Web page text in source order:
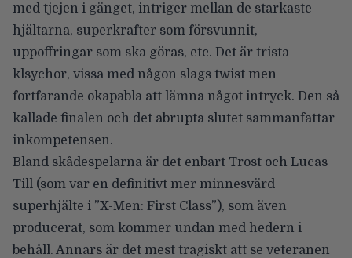
med tjejen i gänget, intriger mellan de starkaste
hjältarna, superkrafter som försvunnit,
uppoffringar som ska göras, etc. Det är trista
klsychor, vissa med någon slags twist men
fortfarande okapabla att lämna något intryck. Den så
kallade finalen och det abrupta slutet sammanfattar
inkompetensen.
Bland skådespelarna är det enbart Trost och Lucas
Till (som var en definitivt mer minnesvärd
superhjälte i ”X-Men: First Class”), som även
producerat, som kommer undan med hedern i
behåll. Annars är det mest tragiskt att se veteranen